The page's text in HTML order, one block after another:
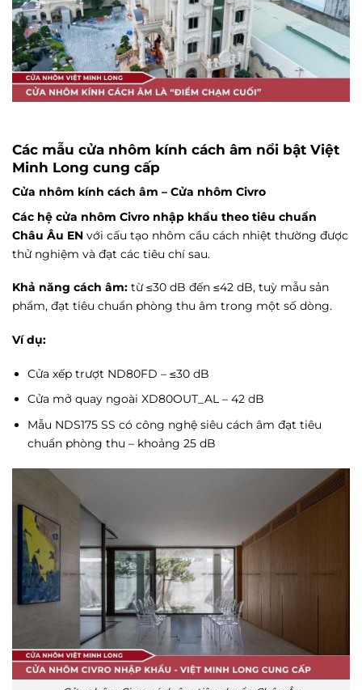
Các mẫu cửa nhôm kính cách âm nổi bật Việt
Minh Long cung cấp
Cửa nhôm kính cách âm – Cửa nhôm Civro
Các hệ cửa nhôm Civro nhập khẩu theo tiêu chuẩn
Châu Âu EN với cấu tạo nhôm cầu cách nhiệt thường được
thử nghiệm và đạt các tiêu chí sau.
Khả năng cách âm: từ ≤30 dB đến ≤42 dB, tuỳ mẫu sản
phẩm, đạt tiêu chuẩn phòng thu âm trong một số dòng.
Ví dụ:
Cửa xếp trượt ND80FD – ≤30 dB
Cửa mở quay ngoài XD80OUT_AL – 42 dB
Mẫu NDS175 SS có công nghệ siêu cách âm đạt tiêu
chuẩn phòng thu – khoảng 25 dB